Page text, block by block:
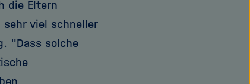
die Eltern
sehr viel schneller
"Dass solche